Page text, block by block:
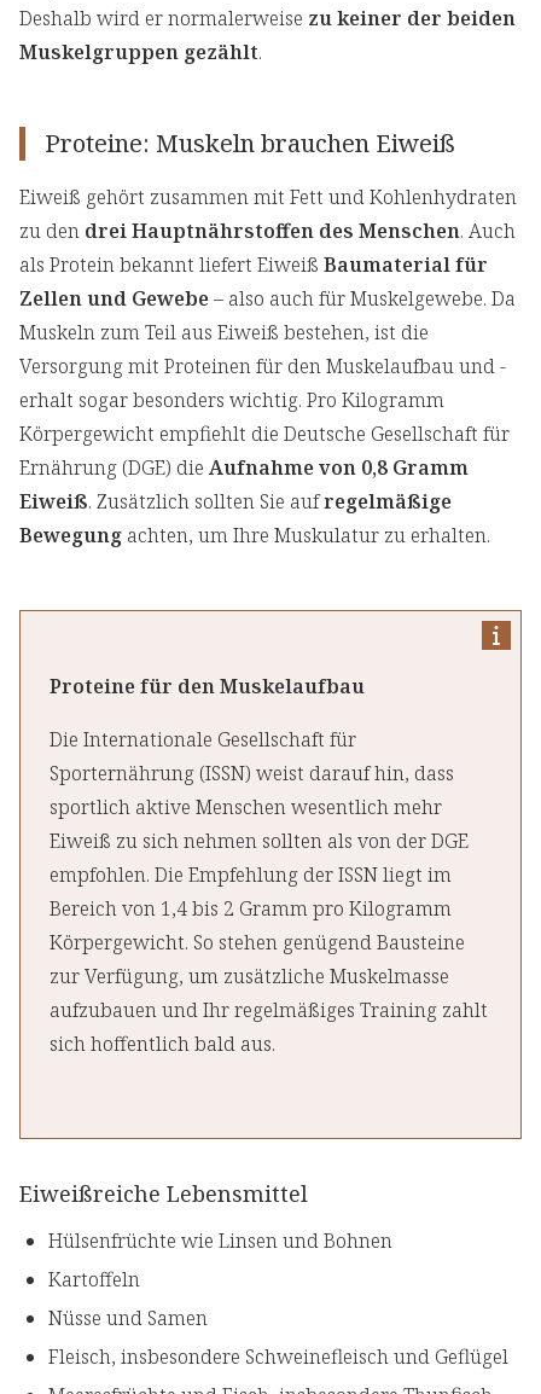
Deshalb wird er normalerweise zu keiner der beiden
Muskelgruppen gezählt.
Proteine: Muskeln brauchen Eiweiß
Eiweiß gehört zusammen mit Fett und Kohlenhydraten
zu den drei Hauptnährstoffen des Menschen. Auch
als Protein bekannt liefert Eiweiß Baumaterial für
Zellen und Gewebe– also auch für Muskelgewebe. Da
Muskeln zum Teil aus Eiweiß bestehen, ist die
Versorgung mit Proteinen für den Muskelaufbau und -
erhalt sogar besonders wichtig. Pro Kilogramm
Körpergewicht empfiehlt die Deutsche Gesellschaft für
Ernährung (DGE) die Aufnahme von 0,8 Gramm
Eiweiß. Zusätzlich sollten Sie aufregelmäßige
Bewegung achten, um Ihre Muskulatur zu erhalten.
Proteine für den Muskelaufbau
Die Internationale Gesellschaft für
Sporternährung (ISSN) weist darauf hin, dass
sportlich aktive Menschen wesentlich mehr
Eiweiß zu sich nehmen sollten als von der DGE
empfohlen. Die Empfehlung der ISSN liegt im
Bereich von 1,4 bis 2 Gramm pro Kilogramm
Körpergewicht. So stehen genügend Bausteine
zur Verfügung, um zusätzliche Muskelmasse
aufzubauen und Ihr regelmäßiges Training zahlt
sich hoffentlich bald aus.
Eiweißreiche Lebensmittel
Hülsenfrüchte wie Linsen und Bohnen
Kartoffeln
Nüsse und Samen
Fleisch, insbesondere Schweinefleisch und Geflügel